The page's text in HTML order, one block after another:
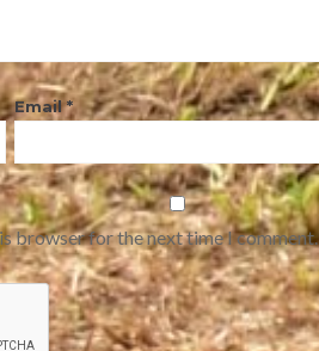
Email*
browser for the next time I comment.